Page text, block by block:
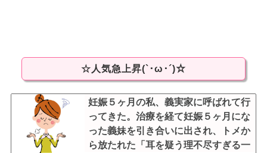
☆人気急上昇(`･ω･´)☆
妊娠５ヶ月の私、義実家に呼ばれて行
ってきた。治療を経て妊娠５ヶ月にな
った義妹を引き合いに出され、トメか
ら放たれた「耳を疑う理不尽すぎる一